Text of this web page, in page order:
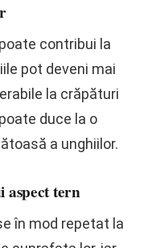
contribui la
pot deveni mai
la crăpături
duce la o
a unghiilor.
aspect tern
în mod repetat la